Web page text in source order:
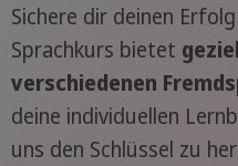
Sichere dir deinen
Sprachkurs bietet
verschiedenen
deine individuellen
uns den Schlüssel zu